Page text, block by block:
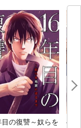
目の復讐～奴らを
ベ